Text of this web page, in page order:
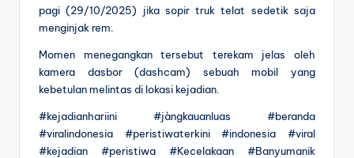
pagi (29/10/2025) jika sopir truk telat sedetik saja
menginjak rem.
Momen menegangkan tersebut terekam jelas oleh
kamera dasbor (dashcam) sebuah mobil yang
kebetulan melintas di lokasi kejadian.
#kejadianhariini #jàngkauanluas #beranda
#viralindonesia #peristiwaterkini #indonesia #viral
#kejadian #peristiwa #Kecelakaan #Banyumanik